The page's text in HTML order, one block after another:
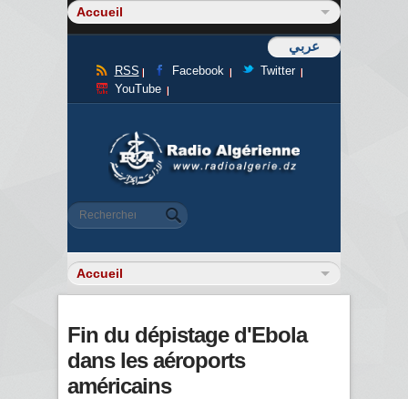
عربي
RSS Facebook
Twitter
YouTube
Formulaire de recherche
Rechercher
Fin du dépistage d'Ebola
dans les aéroports
américains